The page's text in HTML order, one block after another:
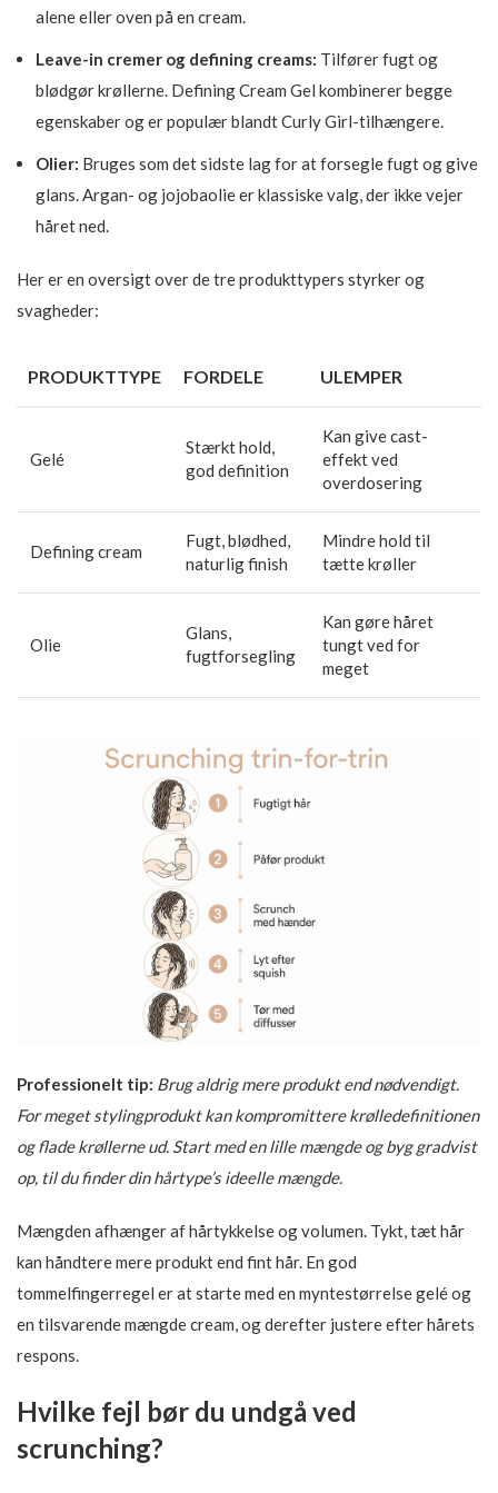
alene eller oven på en cream.
Leave-in cremer og defining creams: Tilfører fugt og
blødgør krøllerne. Defining Cream Gel kombinerer begge
egenskaber og er populær blandt Curly Girl-tilhængere.
Olier: Bruges som det sidste lag for at forsegle fugt og give
glans. Argan- og jojobaolie er klassiske valg, der ikke vejer
håret ned.
Her er en oversigt over de tre produkttypers styrker og
svagheder:
PRODUKTTYPE FORDELE ULEMPER
Gelé
Stærkt hold,
god definition
Kan give cast-
effekt ved
overdosering
Defining cream
Fugt, blødhed,
naturlig finish
Mindre hold til
tætte krøller
Olie
Glans,
fugtforsegling
Kan gøre håret
tungt ved for
meget
Professionelt tip: Brug aldrig mere produkt end nødvendigt.
For meget stylingprodukt kan kompromittere krølledefinitionen
og flade krøllerne ud. Start med en lille mængde og byg gradvist
op, til du finder din hårtype’s ideelle mængde.
Mængden afhænger af hårtykkelse og volumen. Tykt, tæt hår
kan håndtere mere produkt end fint hår. En god
tommelfingerregel er at starte med en myntestørrelse gelé og
en tilsvarende mængde cream, og derefter justere efter hårets
respons.
Hvilke fejl bør du undgå ved
scrunching?